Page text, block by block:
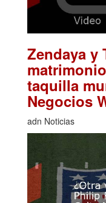
Zendaya y
taquilla
Negocios
adn Noticias